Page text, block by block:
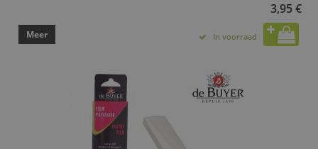
3,95 €
Meer In voorraad